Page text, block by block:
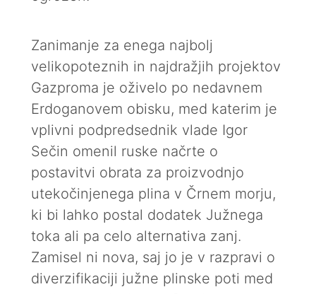
Zanimanje za enega najbolj
velikopoteznih in najdražjih projektov
Gazproma je oživelo po nedavnem
Erdoganovem obisku, med katerim je
vplivni podpredsednik vlade Igor
Sečin omenil ruske načrte o
postavitvi obrata za proizvodnjo
utekočinjenega plina v Črnem morju,
ki bi lahko postal dodatek Južnega
toka ali pa celo alternativa zanj.
Zamisel ni nova, saj jo je v razpravi o
diverzifikaciji južne plinske poti med